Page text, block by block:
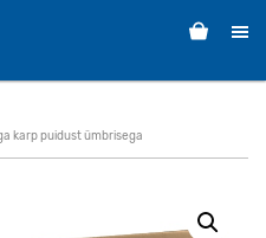
karp puidust ümbrisega